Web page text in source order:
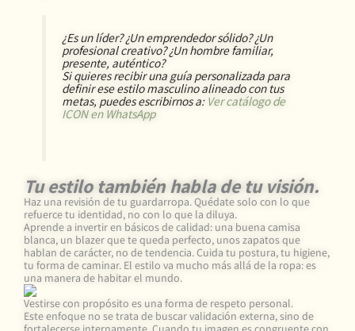
¿Es un líder? ¿Un emprendedor sólido? ¿Un
profesional creativo? ¿Un hombre familiar,
presente, auténtico?
Si quieres recibir una guía personalizada para
definir ese estilo masculino alineado con tus
metas, puedes escribirnos a: Ver catálogo de
ICON en WhatsApp
Tu estilo también habla de tu visión.
Haz una revisión de tu guardarropa. Quédate solo con lo que
refuerce tu identidad, no con lo que la diluya.
Aprende a invertir en básicos de calidad: una buena camisa
blanca, un blazer que te queda perfecto, unos zapatos que
hablan de carácter, no de tendencia. Cuida tu postura, tu higiene,
tu forma de caminar. El estilo va mucho más allá de la ropa: es
una manera de habitar el mundo.
Vestirse con propósito es una forma de respeto personal.
Este enfoque no se trata de buscar validación externa, sino de